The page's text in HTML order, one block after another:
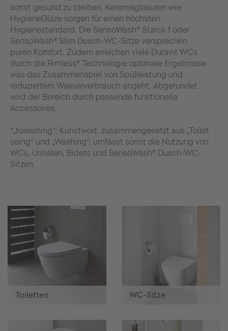
somit gesund zu bleiben. Keramikglasuren wie
HygieneGlaze sorgen für einen höchsten
Hygienestandard. Die SensoWash® Starck f oder
SensoWash® Slim Dusch-WC-Sitze versprechen
puren Komfort. Zudem erreichen viele Duravit WCs
durch die Rimless® Technologie optimale Ergebnisse
was das Zusammenspiel von Spülleistung und
reduziertem Wasserverbrauch angeht. Abgerundet
wird der Bereich durch passende funktionelle
Accessoires.
*„toileshing“: Kunstwort, zusammengesetzt aus „Toilet
using“ und „Washing“, umfasst somit die Nutzung von
WCs, Urinalen, Bidets und SensoWash® Dusch-WC-
Sitzen.
Toiletten WC-Sitze